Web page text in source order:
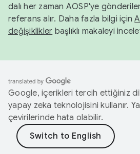
dalı her zaman AOSP'ye
referans alır. Daha fazla bilgi için
değişiklikler başlıklı makaleyi
Google, içerikleri tercih ettiğiniz
yapay zeka teknolojisini kullanır.
çevirilerinde hata olabilir.